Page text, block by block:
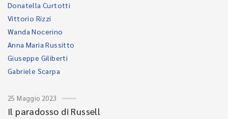
Donatella Curtotti
Vittorio Rizzi
Wanda Nocerino
Anna Maria Russitto
Giuseppe Giliberti
Gabriele Scarpa
25 Maggio 2023
Il paradosso di Russell